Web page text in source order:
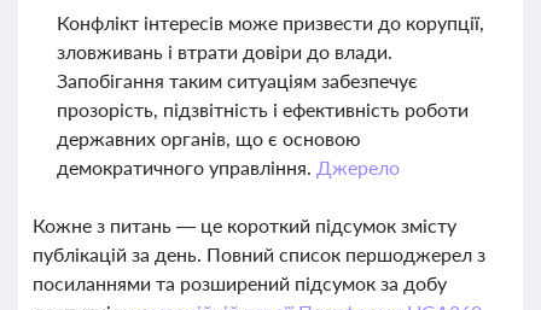
Конфлікт інтересів може призвести до корупції,
зловживань і втрати довіри до влади.
Запобігання таким ситуаціям забезпечує
прозорість, підзвітність і ефективність роботи
державних органів, що є основою
демократичного управління. Джерело
Кожне з питань — це короткий підсумок змісту
публікацій за день. Повний список першоджерел з
посиланнями та розширений підсумок за добу